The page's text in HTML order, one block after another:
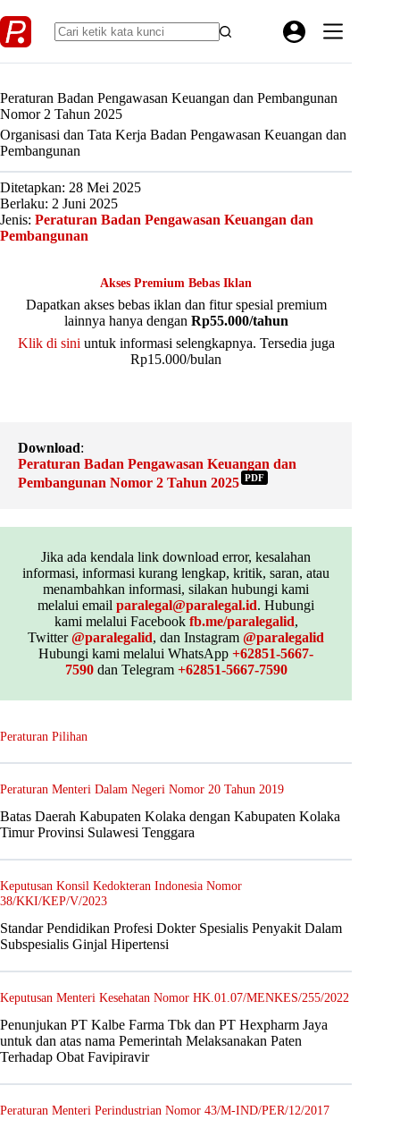
to
content
Peraturan Badan Pengawasan Keuangan dan Pembangunan
Nomor 2 Tahun 2025
Organisasi dan Tata Kerja Badan Pengawasan Keuangan dan
Pembangunan
Ditetapkan: 28 Mei 2025
Berlaku: 2 Juni 2025
Jenis: Peraturan Badan Pengawasan Keuangan dan
Pembangunan
Akses Premium Bebas Iklan
Dapatkan akses bebas iklan dan fitur spesial premium
lainnya hanya dengan Rp55.000/tahun
Klik di sini untuk informasi selengkapnya. Tersedia juga
Rp15.000/bulan
Download:
Peraturan Badan Pengawasan Keuangan dan
Pembangunan Nomor 2 Tahun 2025 PDF
Jika ada kendala link download error, kesalahan
informasi, informasi kurang lengkap, kritik, saran, atau
menambahkan informasi, silakan hubungi kami
melalui emailparalegal@paralegal.id. Hubungi
kami melalui Facebook fb.me/paralegalid,
Twitter@paralegalid, dan Instagram@paralegalid
Hubungi kami melalui WhatsApp+62851-5667-
7590dan Telegram +62851-5667-7590
Peraturan Pilihan
Peraturan Menteri Dalam Negeri Nomor 20 Tahun 2019
Batas Daerah Kabupaten Kolaka dengan Kabupaten Kolaka
Timur Provinsi Sulawesi Tenggara
Keputusan Konsil Kedokteran Indonesia Nomor
38/KKI/KEP/V/2023
Standar Pendidikan Profesi Dokter Spesialis Penyakit Dalam
Subspesialis Ginjal Hipertensi
Keputusan Menteri Kesehatan Nomor HK.01.07/MENKES/255/2022
Penunjukan PT Kalbe Farma Tbk dan PT Hexpharm Jaya
untuk dan atas nama Pemerintah Melaksanakan Paten
Terhadap Obat Favipiravir
Peraturan Menteri Perindustrian Nomor 43/M-IND/PER/12/2017